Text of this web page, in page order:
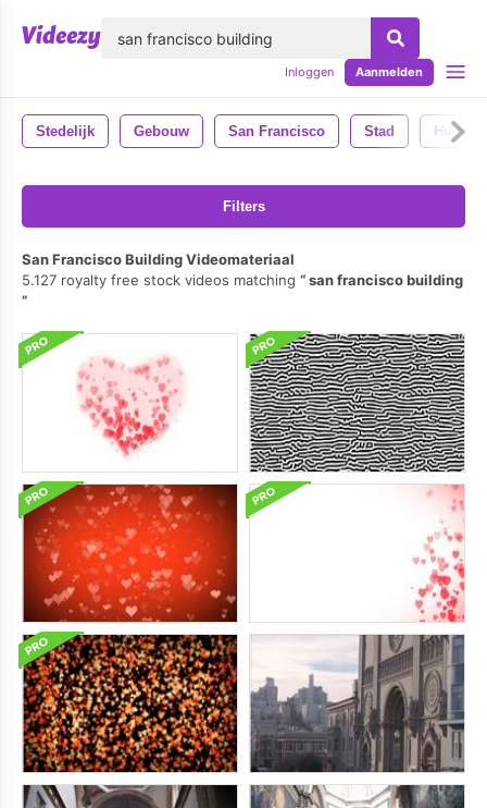
Inloggen Aanmelden
Stedelijk Gebouw San Francisco Stad
Filters
San Francisco Building Videomateriaal
5.127 royalty free stock videos matching
san francisco building